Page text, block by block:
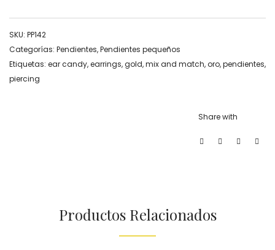
SKU: PP142
Categorías: Pendientes,Pendientes pequeños
Etiquetas: ear candy,earrings,gold,mix and match,oro,pendientes,
piercing
Share with
Productos Relacionados